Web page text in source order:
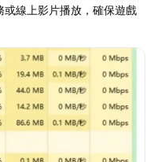
線上影片播放，確保遊戲